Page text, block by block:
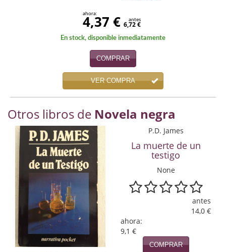
Divulgación científica
Enciclopedias
Ensayo
Ensayo literario
Filosofía
Física y Química
Física y química
Guerra Civil Española
Historia
ahora:
4,37 € antes
6,72 €
En stock, disponible inmediatamente
COMPRAR
VER COMPRA
Otros libros de Novela negra
P.D. James
La muerte de un
testigo
None
antes
14,0 €
ahora:
9,1 €
COMPRAR